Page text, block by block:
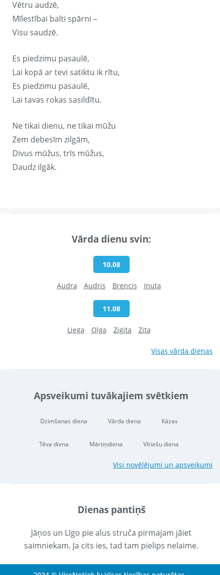
Vētru audzē,
Mīlestībai balti spārni –
Visu saudzē.
Es piedzimu pasaulē,
Lai kopā ar tevi satiktu ik rītu,
Es piedzimu pasaulē,
Lai tavas rokas sasildītu.
Ne tikai dienu, ne tikai mūžu
Zem debesīm zilgām,
Divus mūžus, trīs mūžus,
Daudz ilgāk.
Vārda dienu svin:
10.08
Audra Audris Brencis Inuta
11.08
Liega Olga Zigita Zita
Visas vārda dienas
Apsveikumi tuvākajiem svētkiem
Dzimšanas diena Vārda diena Kāzas
Tēva diena Mārtiņdiena Vīriešu diena
Visi novēlējumi un apsveikumi
Dienas pantiņš
Jāņos un Līgo pie alus struča pirmajam jāiet
saimniekam. Ja cits ies, tad tam pielips nelaime.